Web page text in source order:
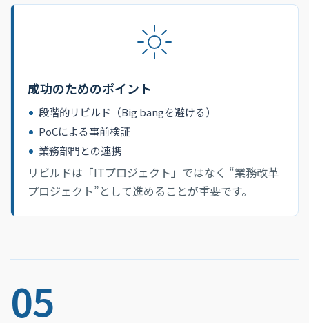
成功のためのポイント
段階的リビルド（Big bangを避ける）
PoCによる事前検証
業務部門との連携
リビルドは「ITプロジェクト」ではなく “業務改革
プロジェクト”として進めることが重要です。
05